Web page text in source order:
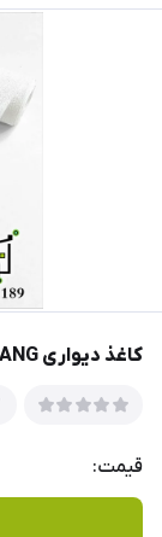
کاغذ دیواری RANG مدل 1189
قیمت: